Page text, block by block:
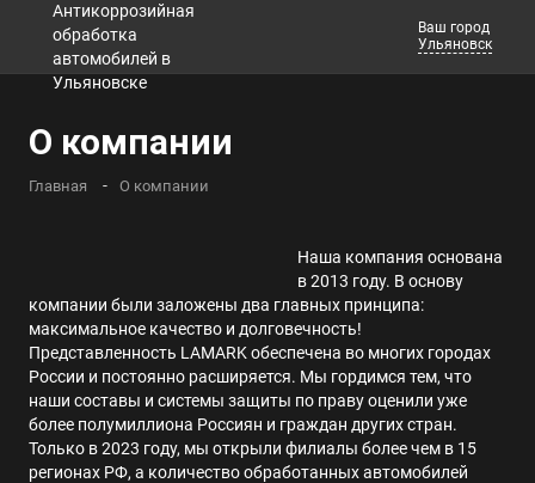
Ваш город
Ульяновск
О компании
Главная О компании
Наша компания основана
в 2013 году. В основу
компании были заложены два главных принципа:
максимальное качество и долговечность!
Представленность LAMARK обеспечена во многих городах
России и постоянно расширяется. Мы гордимся тем, что
наши составы и системы защиты по праву оценили уже
более полумиллиона Россиян и граждан других стран.
Только в 2023 году, мы открыли филиалы более чем в 15
регионах РФ, а количество обработанных автомобилей
Телефоны